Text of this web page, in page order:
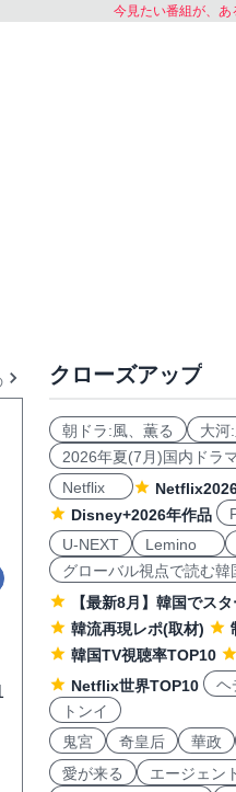
今見たい番組が、あ
クローズアップ
朝ドラ:風、薫る 大河
2026年夏(7月)国内ドラ
Netflix
Disney+2026年作品
U-NEXT
Lemino
グローバル視点で読む韓
【最新8月】韓国でス
韓流再現レポ(取材)
韓国TV視聴率TOP10
Netflix世界TOP10
ヘ
トンイ
鬼宮
奇皇后 華政
愛が来る
エージェン